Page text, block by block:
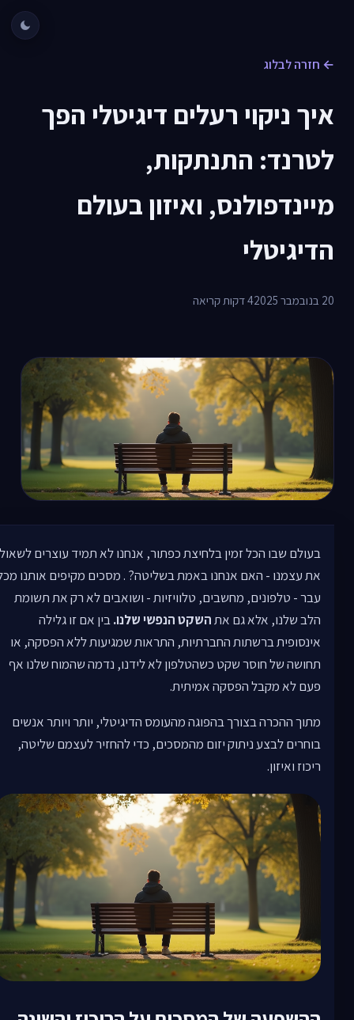
← חזרה לבלוג
איך ניקוי רעלים דיגיטלי הפך
לטרנד: התנתקות,
מיינדפולנס, ואיזון בעולם
הדיגיטלי
20 בנובמבר 2025 4 דקות קריאה
בעולם שבו הכל זמין בלחיצת כפתור, אנחנו לא תמיד עוצרים
את עצמנו - האם אנחנו באמת בשליטה? . מסכים מקיפים אותנו
עבר - טלפונים, מחשבים, טלוויזיות - ושואבים לא רק את תשומת
הלב שלנו, אלא גם אתהשקט הנפשי שלנו.בין אם זו גלילה
אינסופית ברשתות החברתיות, התראות שמגיעות ללא הפסקה, או
תחושה של חוסר שקט כשהטלפון לא לידנו, נדמה שהמוח שלנו אף
פעם לא מקבל הפסקה אמיתית.
מתוך ההכרה בצורך בהפוגה מהעומס הדיגיטלי, יותר ויותר אנשים
בוחרים לבצע ניתוק יזום מהמסכים, כדי להחזיר לעצמם שליטה,
ריכוז ואיזון.